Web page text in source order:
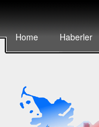
Home Haberler